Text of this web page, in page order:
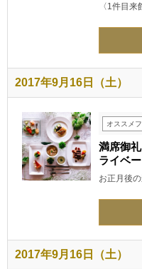
〈1件目
2017年9月16日（土）
オススメ
満席御
ライベ
お正月後
2017年9月16日（土）